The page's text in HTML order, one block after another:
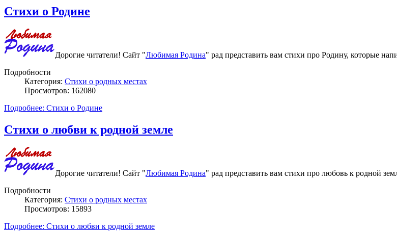
Стихи о Родине
Дорогие читатели! Сайт "Любимая Родина" рад представить вам стихи про Родину, которые
Подробности
Категория: Стихи о родных местах
Просмотров: 162080
Подробнее: Стихи о Родине
Стихи о любви к родной земле
Дорогие читатели! Сайт "Любимая Родина" рад представить вам стихи про любовь к родной
Подробности
Категория: Стихи о родных местах
Просмотров: 15893
Подробнее: Стихи о любви к родной земле